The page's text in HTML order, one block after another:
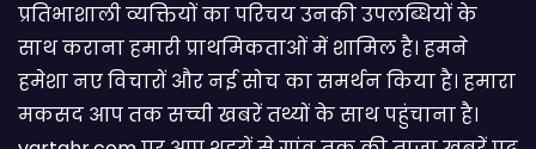
प्रतिभाशाली व्यक्तियों का परिचय उनकी उपलब्धियों के
साथ कराना हमारी प्राथमिकताओं में शामिल है। हमने
हमेशा नए विचारों और नई सोच का समर्थन किया है। हमारा
मकसद आप तक सच्ची खबरें तथ्यों के साथ पहुंचाना है।